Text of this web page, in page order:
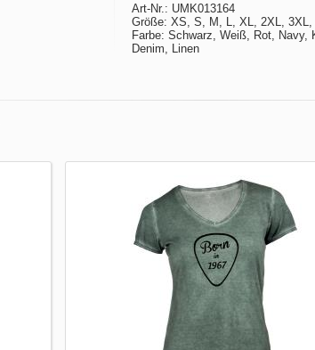
Art-Nr.: UMK013164
Größe: XS, S, M, L, XL, 2XL, 3XL,
Farbe: Schwarz, Weiß, Rot, Navy,
Denim, Linen